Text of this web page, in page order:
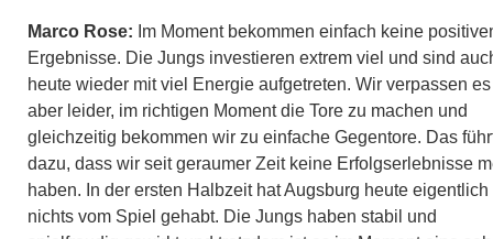
Marco Rose: Im Moment bekommen einfach keine
Ergebnisse. Die Jungs investieren extrem viel und sind
heute wieder mit viel Energie aufgetreten. Wir verpassen es
aber leider, im richtigen Moment die Tore zu machen und
gleichzeitig bekommen wir zu einfache Gegentore. Das
dazu, dass wir seit geraumer Zeit keine Erfolgserlebnisse
haben. In der ersten Halbzeit hat Augsburg heute eigentlich
nichts vom Spiel gehabt. Die Jungs haben stabil und